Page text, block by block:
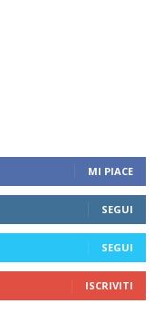
MI PIACE
SEGUI
SEGUI
ISCRIVITI